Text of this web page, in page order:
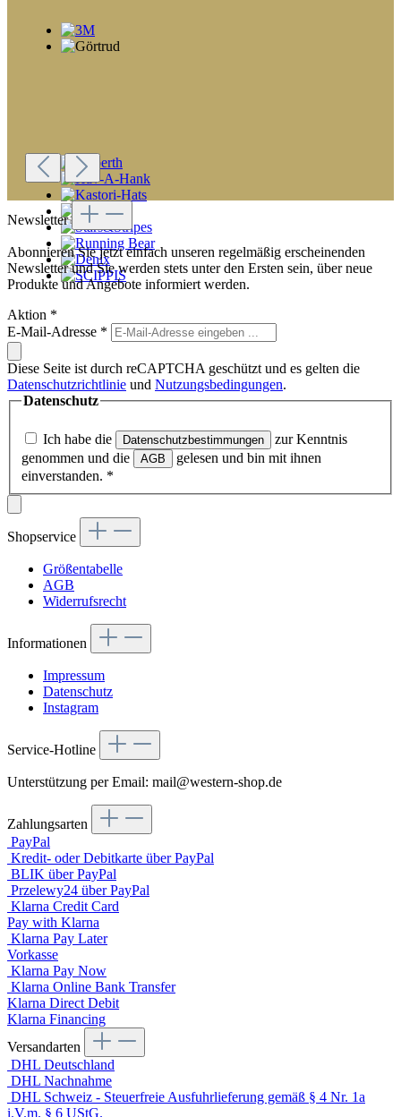
Newsletter
Abonnieren Sie jetzt einfach unseren regelmäßig erscheinenden
Newsletter und Sie werden stets unter den Ersten sein, über neue
Produkte und Angebote informiert werden.
Aktion *
E-Mail-Adresse *
Diese Seite ist durch reCAPTCHA geschützt und es gelten die
Datenschutzrichtlinie und Nutzungsbedingungen.
Datenschutz
Ich habe die Datenschutzbestimmungen
zur Kenntnis
genommen und die
AGB
gelesen und bin mit ihnen
einverstanden. *
Shopservice
Größentabelle
AGB
Widerrufsrecht
Informationen
Impressum
Datenschutz
Instagram
Service-Hotline
Unterstützung per Email: mail@western-shop.de
Zahlungsarten
PayPal
Kredit- oder Debitkarte über PayPal
BLIK über PayPal
Przelewy24 über PayPal
Klarna Credit Card
Pay with Klarna
Klarna Pay Later
Vorkasse
Klarna Pay Now
Klarna Online Bank Transfer
Klarna Direct Debit
Klarna Financing
Versandarten
DHL Deutschland
DHL Nachnahme
DHL Schweiz - Steuerfreie Ausfuhrlieferung gemäß § 4 Nr. 1a
i.V.m. § 6 UStG.